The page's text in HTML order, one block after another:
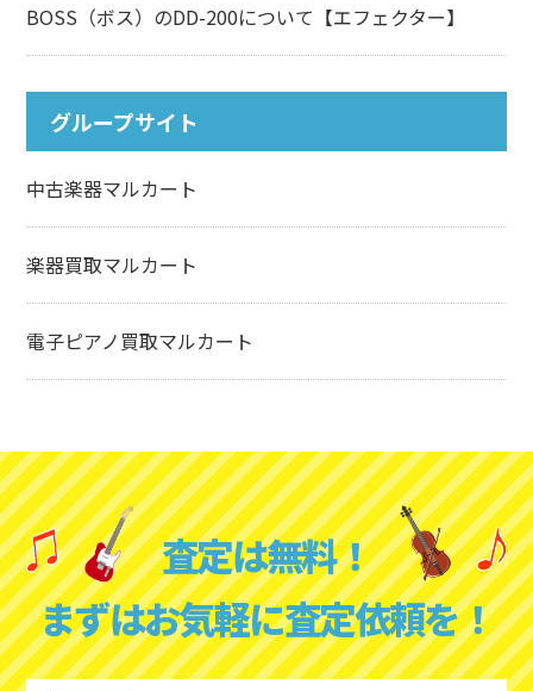
BOSS（ボス）のDD-200について【エフェクター】
グループサイト
中古楽器マルカート
楽器買取マルカート
電子ピアノ買取マルカート
査定は無料！
まずはお気軽に査定依頼を！